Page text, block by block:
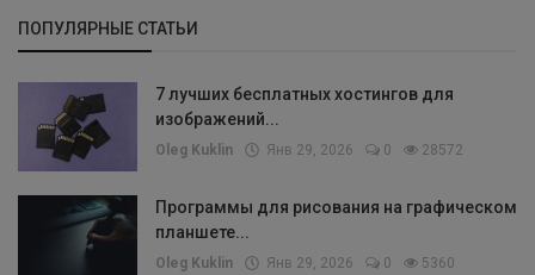
ПОПУЛЯРНЫЕ СТАТЬИ
7 лучших бесплатных хостингов для
изображений...
Oleg Kuklin Янв 29, 2026 0 28572
Программы для рисования на графическом
планшете...
Oleg Kuklin Янв 29, 2026 0 5360